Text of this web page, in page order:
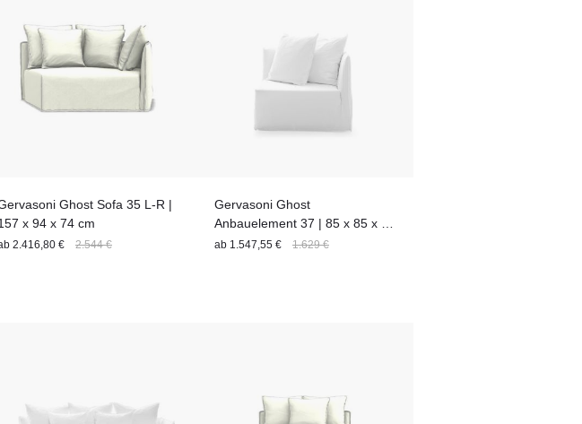
Ghost Sofa 35 L-R |
x 94 x 74 cm
2.416,80 € 2.544 €
Gervasoni Ghost
Anbauelement 37 | 85 x 85 x 74
cm
ab 1.547,55 € 1.629 €